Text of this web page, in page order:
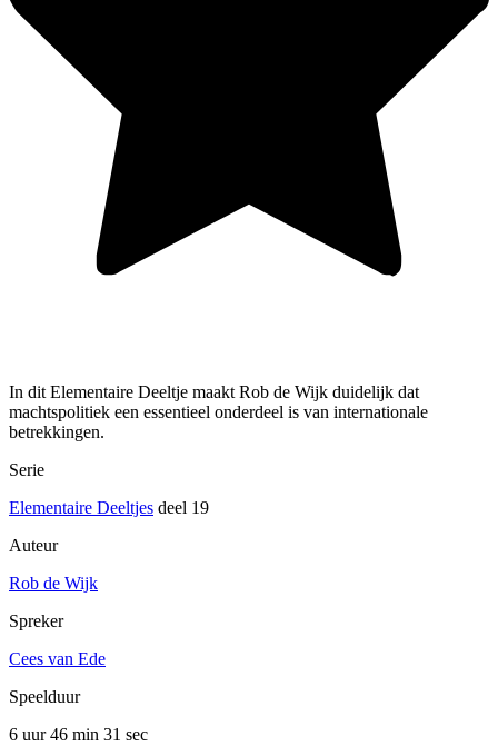
In dit Elementaire Deeltje maakt Rob de Wijk duidelijk dat
machtspolitiek een essentieel onderdeel is van internationale
betrekkingen.
Serie
Elementaire Deeltjes deel 19
Auteur
Rob de Wijk
Spreker
Cees van Ede
Speelduur
6 uur 46 min 31 sec